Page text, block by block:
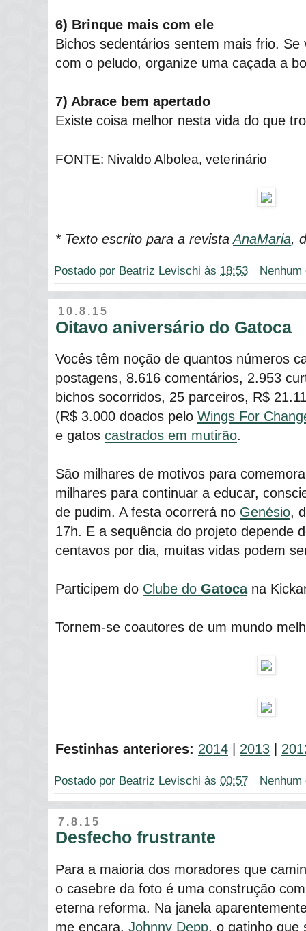
6) Brinque mais com ele
Bichos sedentários sentem mais frio.
com o peludo, organize uma caçada a
7) Abrace bem apertado
Existe coisa melhor nesta vida do que
FONTE: Nivaldo Albolea, veterinário
* Texto escrito para a revistaAnaMaria,
Postado por Beatriz Levischi às 18:53
10.8.15
Oitavo aniversário do Gatoca
Vocês têm noção de quantos números
postagens, 8.616 comentários, 2.953
bichos socorridos, 25 parceiros, R$
(R$ 3.000 doados pelo Wings For
e gatos castrados em mutirão.
São milhares de motivos para
milhares para continuar a educar,
de pudim. A festa ocorrerá no Genésio,
17h. E a sequência do projeto depende
centavos por dia, muitas vidas podem
Participem do Clube do Gatocana
Tornem-se coautores de um mundo
Festinhas anteriores: 2014 2013
Postado por Beatriz Levischi às 00:57
7.8.15
Desfecho frustrante
Para a maioria dos moradores que
o casebre da foto é uma construção
eterna reforma. Na janela
me encara. Johnny Depp, o gatinho que